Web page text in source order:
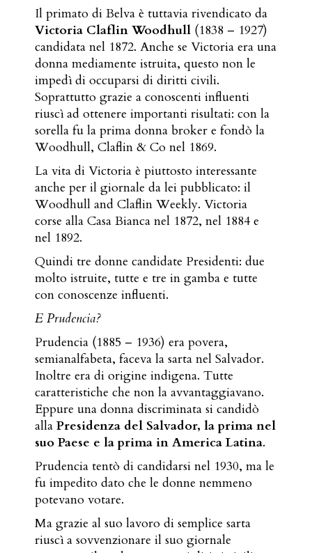
Il primato di Belva è tuttavia rivendicato da
Victoria Claflin Woodhull (1838 – 1927)
candidata nel 1872. Anche se Victoria era una
donna mediamente istruita, questo non le
impedì di occuparsi di diritti civili.
Soprattutto grazie a conoscenti influenti
riuscì ad ottenere importanti risultati: con la
sorella fu la prima donna broker e fondò la
Woodhull, Claflin & Co nel 1869.
La vita di Victoria è piuttosto interessante
anche per il giornale da lei pubblicato: il
Woodhull and Claflin Weekly. Victoria
corse alla Casa Bianca nel 1872, nel 1884 e
nel 1892.
Quindi tre donne candidate Presidenti: due
molto istruite, tutte e tre in gamba e tutte
con conoscenze influenti.
E Prudencia?
Prudencia (1885 – 1936) era povera,
semianalfabeta, faceva la sarta nel Salvador.
Inoltre era di origine indigena. Tutte
caratteristiche che non la avvantaggiavano.
Eppure una donna discriminata si candidò
allaPresidenza del Salvador, la prima nel
suo Paese e la prima in America Latina.
Prudencia tentò di candidarsi nel 1930, ma le
fu impedito dato che le donne nemmeno
potevano votare.
Ma grazie al suo lavoro di semplice sarta
riuscì a sovvenzionare il suo giornale